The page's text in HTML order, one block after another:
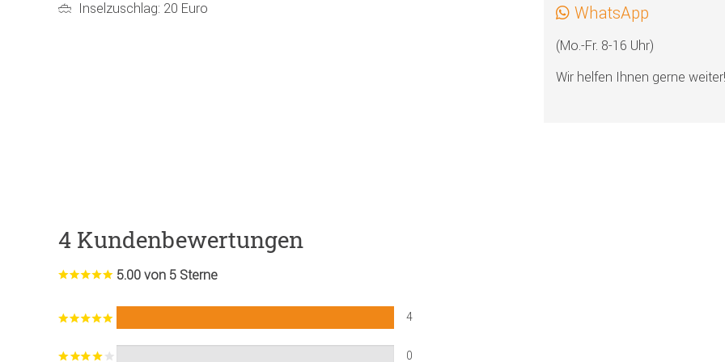
Inselzuschlag: 20 Euro WhatsApp
(Mo.-Fr. 8-16 Uhr)
Wir helfen Ihnen gerne weiter!
4 Kundenbewertungen
5.00 von 5 Sterne
4
0